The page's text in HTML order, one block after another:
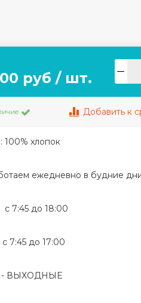
руб / шт.
Добавить к
100% хлопок
ежедневно в будние
7:45 до 18:00
до 17:00
- ВЫХОДНЫЕ